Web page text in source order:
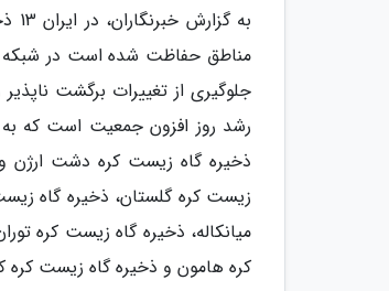
مناطق حفاظت شده است در شبکه
جلوگیری از تغییرات برگشت ناپذیر
ذخیره گاه زیست کره دشت ارژن و
زیست کره گلستان، ذخیره گاه
میانکاله، ذخیره گاه زیست کره
کره هامون و ذخیره گاه زیست